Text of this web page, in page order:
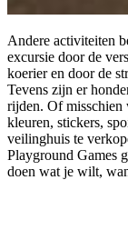
Andere activiteiten
excursie door de
koerier en door de
Tevens zijn er
rijden. Of misschien
kleuren, stickers,
veilinghuis te
Playground Games
doen wat je wilt,